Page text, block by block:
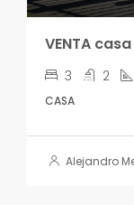
VENTA
3 2
CASA
Alejandro